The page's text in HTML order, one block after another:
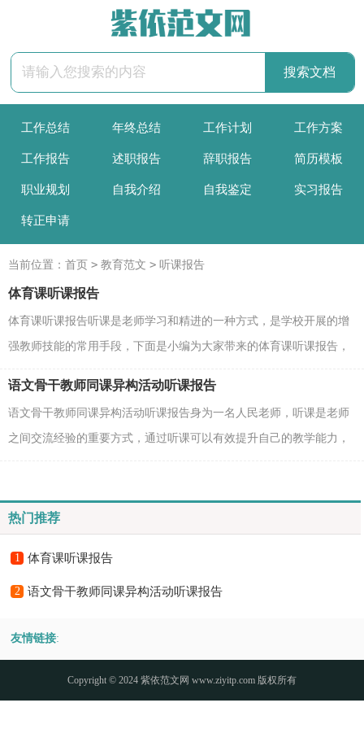
工作总结 年终总结 工作计划 工作方案
工作报告 述职报告 辞职报告 简历模板
职业规划 自我介绍 自我鉴定 实习报告
转正申请
当前位置： 首页 > 教育范文 > 听课报告
体育课听课报告
体育课听课报告听课是老师学习和精进的一种方式，是学校开展的增
强教师技能的常用手段，下面是小编为大家带来的体育课听课报告，
语文骨干教师同课异构活动听课报告
语文骨干教师同课异构活动听课报告身为一名人民老师，听课是老师
之间交流经验的重要方式，通过听课可以有效提升自己的教学能力，
热门推荐
1 体育课听课报告
2 语文骨干教师同课异构活动听课报告
友情链接:
Copyright © 2024 紫依范文网 www.ziyitp.com 版权所有